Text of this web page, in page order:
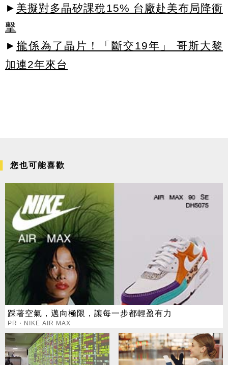
► 美擬對多晶矽課稅15% 台廠赴美布局降衝
擊
► 攏係為了晶片！「斷交19年」 哥斯大黎
加連2年來台
您也可能喜歡
踩著空氣，邁向極限，讓每一步都輕盈有力
PR・NIKE AIR MAX